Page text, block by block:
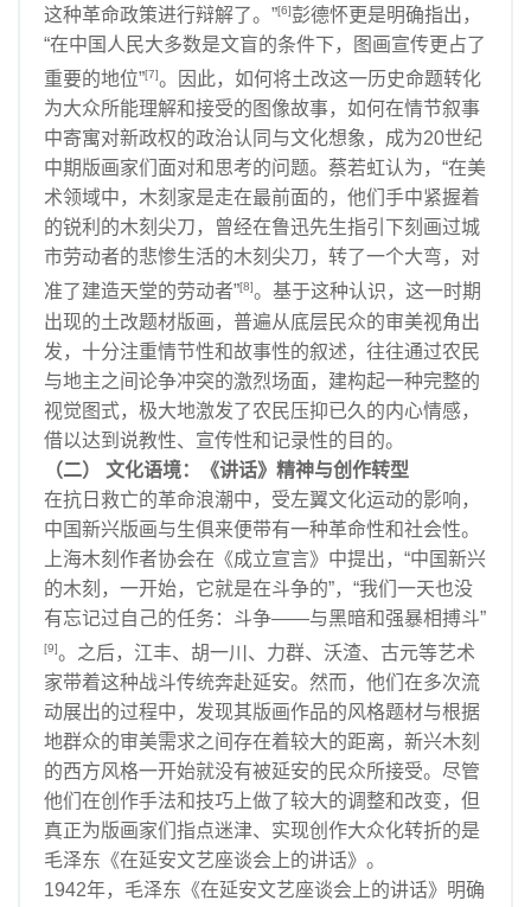
这种革命政策进行辩解了。”[6]彭德怀更是明确指出，
“在中国人民大多数是文盲的条件下，图画宣传更占了
重要的地位”[7]。因此，如何将土改这一历史命题转化
为大众所能理解和接受的图像故事，如何在情节叙事
中寄寓对新政权的政治认同与文化想象，成为20世纪
中期版画家们面对和思考的问题。蔡若虹认为，“在美
术领域中，木刻家是走在最前面的，他们手中紧握着
的锐利的木刻尖刀，曾经在鲁迅先生指引下刻画过城
市劳动者的悲惨生活的木刻尖刀，转了一个大弯，对
准了建造天堂的劳动者”[8]。基于这种认识，这一时期
出现的土改题材版画，普遍从底层民众的审美视角出
发，十分注重情节性和故事性的叙述，往往通过农民
与地主之间论争冲突的激烈场面，建构起一种完整的
视觉图式，极大地激发了农民压抑已久的内心情感，
借以达到说教性、宣传性和记录性的目的。
（二） 文化语境：《讲话》精神与创作转型
在抗日救亡的革命浪潮中，受左翼文化运动的影响，
中国新兴版画与生俱来便带有一种革命性和社会性。
上海木刻作者协会在《成立宣言》中提出，“中国新兴
的木刻，一开始，它就是在斗争的”，“我们一天也没
有忘记过自己的任务：斗争——与黑暗和强暴相搏斗”
[9]。之后，江丰、胡一川、力群、沃渣、古元等艺术
家带着这种战斗传统奔赴延安。然而，他们在多次流
动展出的过程中，发现其版画作品的风格题材与根据
地群众的审美需求之间存在着较大的距离，新兴木刻
的西方风格一开始就没有被延安的民众所接受。尽管
他们在创作手法和技巧上做了较大的调整和改变，但
真正为版画家们指点迷津、实现创作大众化转折的是
毛泽东《在延安文艺座谈会上的讲话》。
1942年，毛泽东《在延安文艺座谈会上的讲话》明确